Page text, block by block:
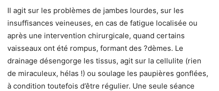
Il agit sur les problèmes de jambes lourdes, sur les
insuffisances veineuses, en cas de fatigue localisée ou
après une intervention chirurgicale, quand certains
vaisseaux ont été rompus, formant des ?dèmes. Le
drainage désengorge les tissus, agit sur la cellulite (rien
de miraculeux, hélas !) ou soulage les paupières gonflées,
à condition toutefois d’être régulier. Une seule séance